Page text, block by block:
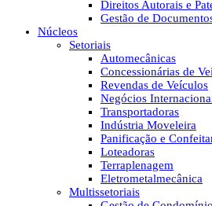
Direitos Autorais e
Gestão de
Núcleos
Setoriais
Automecânicas
Concessionárias de
Revendas de Veículos
Negócios
Transportadoras
Indústria Moveleira
Panificação e
Loteadoras
Terraplenagem
Eletrometalmecânica
Multissetoriais